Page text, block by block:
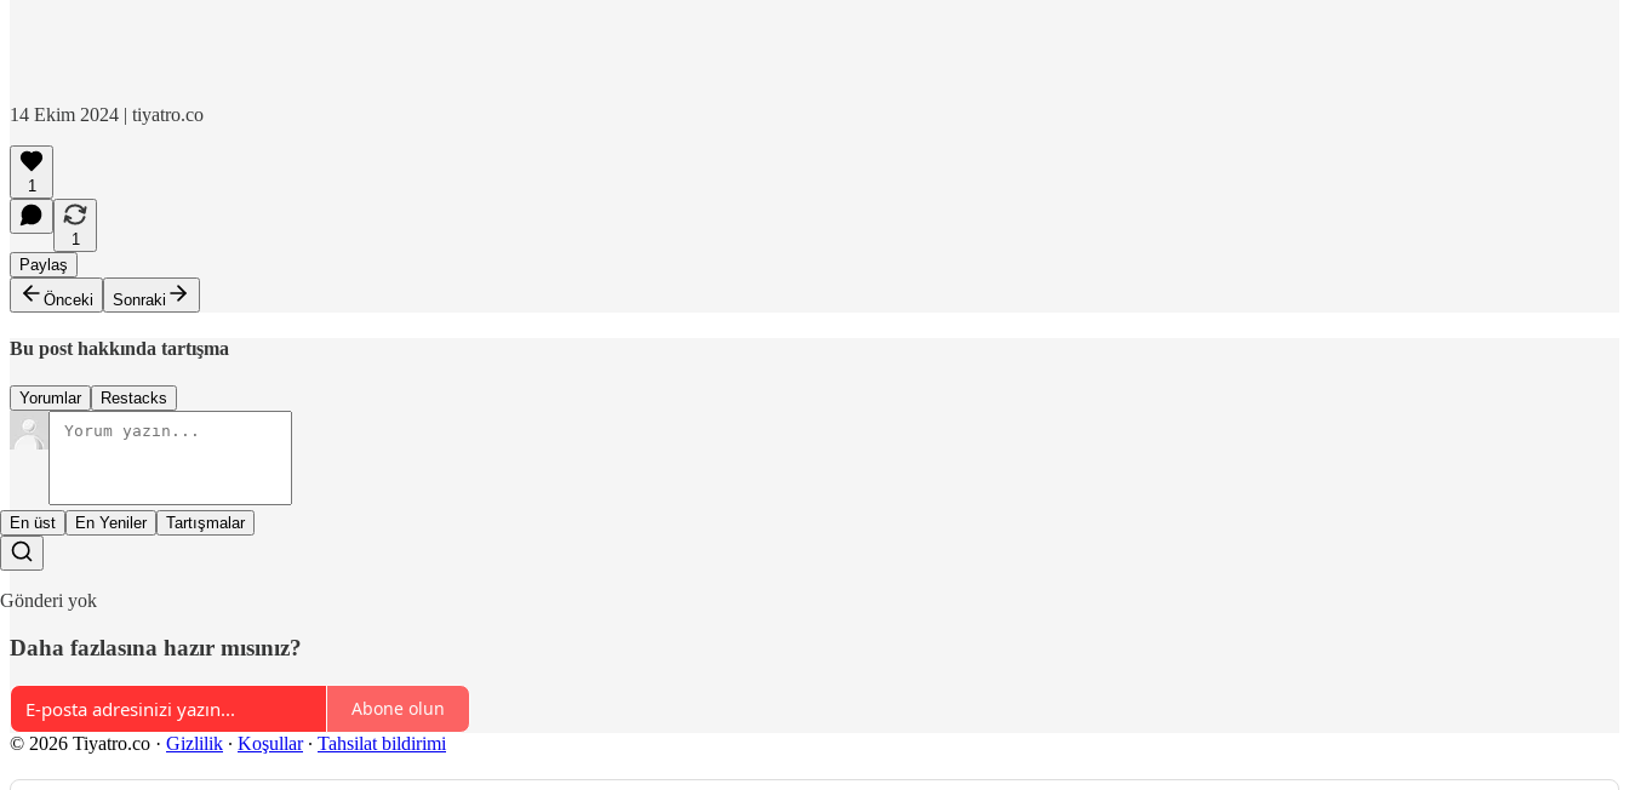
14 Ekim 2024 | tiyatro.co
1
1
Paylaş
Önceki
Sonraki
Bu post hakkında tartışma
Yorumlar Restacks
En üst En Yeniler Tartışmalar
Gönderi yok
Daha fazlasına hazır mısınız?
Abone olun
© 2026 Tiyatro.co · Gizlilik ∙ Koşullar∙ Tahsilat bildirimi